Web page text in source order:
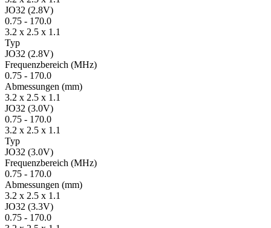
JO32 (2.8V)
0.75 - 170.0
3.2 x 2.5 x 1.1
Typ
JO32 (2.8V)
Fre­quenz­bereich (MHz)
0.75 - 170.0
Ab­mes­sungen (mm)
3.2 x 2.5 x 1.1
JO32 (3.0V)
0.75 - 170.0
3.2 x 2.5 x 1.1
Typ
JO32 (3.0V)
Fre­quenz­bereich (MHz)
0.75 - 170.0
Ab­mes­sungen (mm)
3.2 x 2.5 x 1.1
JO32 (3.3V)
0.75 - 170.0